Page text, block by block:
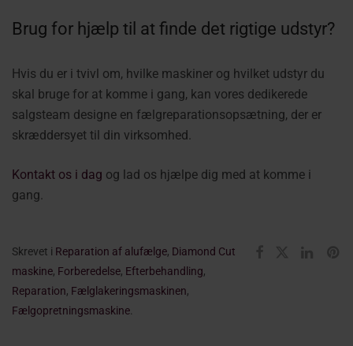
Brug for hjælp til at finde det rigtige udstyr?
Hvis du er i tvivl om, hvilke maskiner og hvilket udstyr du
skal bruge for at komme i gang, kan vores dedikerede
salgsteam designe en fælgreparationsopsætning, der er
skræddersyet til din virksomhed.
Kontakt os i dag og lad os hjælpe dig med at komme i
gang.
Skrevet i Reparation af alufælge, Diamond Cut
maskine, Forberedelse, Efterbehandling,
Reparation, Fælglakeringsmaskinen,
Fælgopretningsmaskine.